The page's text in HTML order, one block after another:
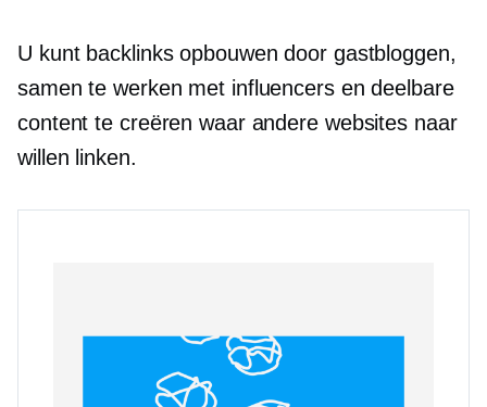
U kunt backlinks opbouwen door gastbloggen,
samen te werken met influencers en deelbare
content te creëren waar andere websites naar
willen linken.